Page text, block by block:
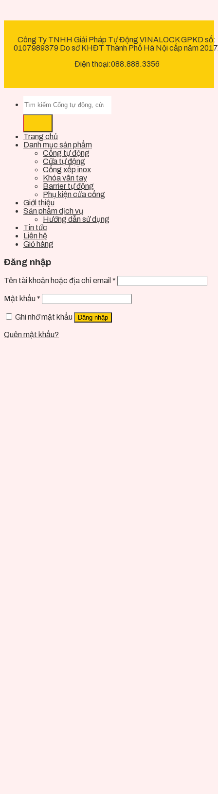
Công Ty TNHH Giải Pháp Tự Động VINALOCK GPKD số:
0107989379 Do sở KHĐT Thành Phố Hà Nội cấp năm
Điện thoại:088.888.3356
Trang chủ
Danh mục sản phẩm
Cổng tự động
Cửa tự động
Cổng xếp inox
Khóa vân tay
Barrier tự động
Phụ kiện cửa cổng
Giới thiệu
Sản phẩm dịch vụ
Hướng dẫn sử dụng
Tin tức
Liên hệ
Giỏ hàng
Đăng nhập
Tên tài khoản hoặc địa chỉ email *
Mật khẩu *
Ghi nhớ mật khẩu Đăng nhập
Quên mật khẩu?